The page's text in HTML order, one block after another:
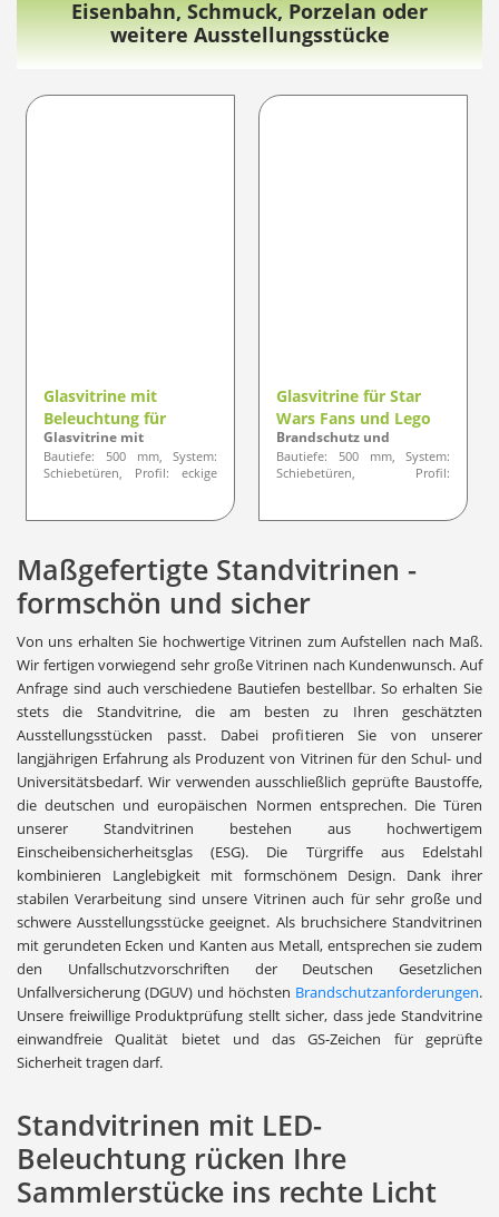
Eisenbahn, Schmuck, Porzelan oder
weitere Ausstellungsstücke
Glasvitrine mit
Beleuchtung für
Legomodelle,
Legosteine
Glasvitrine mit
Beleuchtung für Sammler
Bautiefe: 500 mm, System:
Schiebetüren, Profil: eckige
Glasvitrine für Star
Wars Fans und Lego
Fans
Brandschutz und
Unfallschutz
Bautiefe: 500 mm, System:
Schiebetüren, Profil:
Maßgefertigte Standvitrinen -
formschön und sicher
Von uns erhalten Sie hochwertige Vitrinen zum Aufstellen nach Maß.
Wir fertigen vorwiegend sehr große Vitrinen nach Kundenwunsch. Auf
Anfrage sind auch verschiedene Bautiefen bestellbar. So erhalten Sie
stets die Standvitrine, die am besten zu Ihren geschätzten
Ausstellungsstücken passt. Dabei profitieren Sie von unserer
langjährigen Erfahrung als Produzent von Vitrinen für den Schul- und
Universitätsbedarf. Wir verwenden ausschließlich geprüfte Baustoffe,
die deutschen und europäischen Normen entsprechen. Die Türen
unserer Standvitrinen bestehen aus hochwertigem
Einscheibensicherheitsglas (ESG). Die Türgriffe aus Edelstahl
kombinieren Langlebigkeit mit formschönem Design. Dank ihrer
stabilen Verarbeitung sind unsere Vitrinen auch für sehr große und
schwere Ausstellungsstücke geeignet. Als bruchsichere Standvitrinen
mit gerundeten Ecken und Kanten aus Metall, entsprechen sie zudem
den Unfallschutzvorschriften der Deutschen Gesetzlichen
Unfallversicherung (DGUV) und höchsten Brandschutzanforderungen.
Unsere freiwillige Produktprüfung stellt sicher, dass jede Standvitrine
einwandfreie Qualität bietet und das GS-Zeichen für geprüfte
Sicherheit tragen darf.
Standvitrinen mit LED-
Beleuchtung rücken Ihre
Sammlerstücke ins rechte Licht